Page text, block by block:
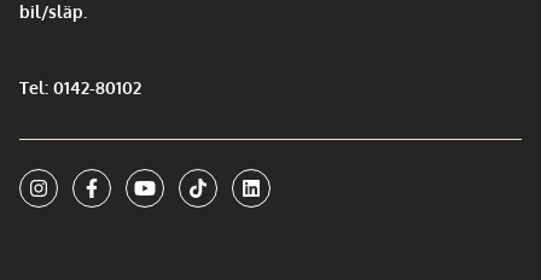
bil/släp.
Tel: 0142-80102